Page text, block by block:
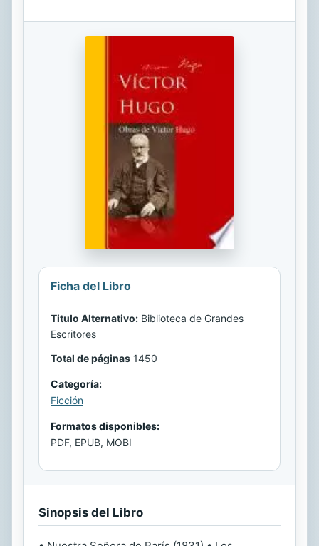
Ficha del Libro
Titulo Alternativo: Biblioteca de Grandes
Escritores
Total de páginas 1450
Categoría:
Ficción
Formatos disponibles:
PDF, EPUB, MOBI
Sinopsis del Libro